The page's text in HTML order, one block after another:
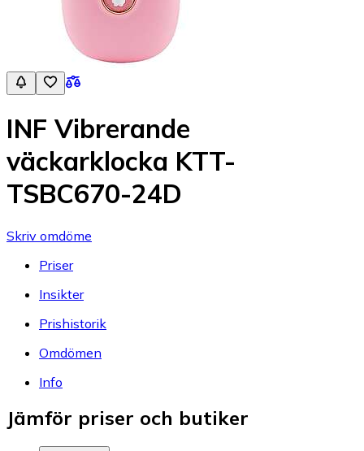
INF Vibrerande
väckarklocka KTT-
TSBC670-24D
Skriv omdöme
Priser
Insikter
Prishistorik
Omdömen
Info
Jämför priser och butiker